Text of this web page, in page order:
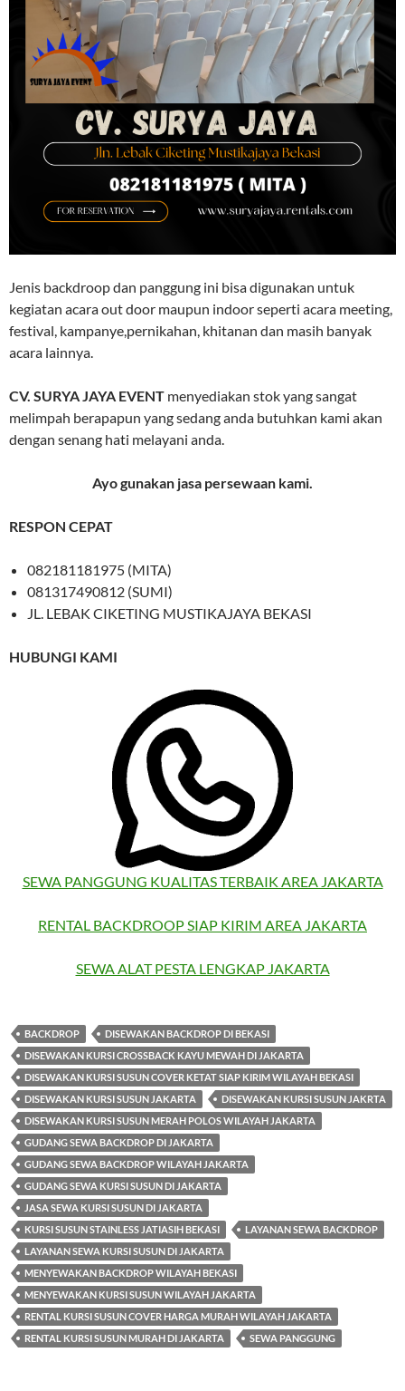
Jenis backdroop dan panggung ini bisa digunakan untuk
kegiatan acara out door maupun indoor seperti acara meeting,
festival, kampanye,pernikahan, khitanan dan masih banyak
acara lainnya.
CV. SURYA JAYA EVENT menyediakan stok yang sangat
melimpah berapapun yang sedang anda butuhkan kami akan
dengan senang hati melayani anda.
Ayo gunakan jasa persewaan kami.
RESPON CEPAT
082181181975 (MITA)
081317490812 (SUMI)
JL. LEBAK CIKETING MUSTIKAJAYA BEKASI
HUBUNGI KAMI
SEWA PANGGUNG KUALITAS TERBAIK AREA JAKARTA
RENTAL BACKDROOP SIAP KIRIM AREA JAKARTA
SEWA ALAT PESTA LENGKAP JAKARTA
BACKDROP
DISEWAKAN BACKDROP DI BEKASI
DISEWAKAN KURSI CROSSBACK KAYU MEWAH DI JAKARTA
DISEWAKAN KURSI SUSUN COVER KETAT SIAP KIRIM WILAYAH BEKASI
DISEWAKAN KURSI SUSUN JAKARTA
DISEWAKAN KURSI SUSUN JAKRTA
DISEWAKAN KURSI SUSUN MERAH POLOS WILAYAH JAKARTA
GUDANG SEWA BACKDROP DI JAKARTA
GUDANG SEWA BACKDROP WILAYAH JAKARTA
GUDANG SEWA KURSI SUSUN DI JAKARTA
JASA SEWA KURSI SUSUN DI JAKARTA
KURSI SUSUN STAINLESS JATIASIH BEKASI
LAYANAN SEWA BACKDROP
LAYANAN SEWA KURSI SUSUN DI JAKARTA
MENYEWAKAN BACKDROP WILAYAH BEKASI
MENYEWAKAN KURSI SUSUN WILAYAH JAKARTA
RENTAL KURSI SUSUN COVER HARGA MURAH WILAYAH JAKARTA
RENTAL KURSI SUSUN MURAH DI JAKARTA
SEWA PANGGUNG